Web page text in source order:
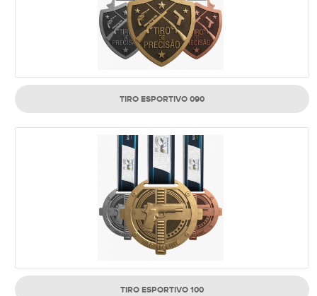
TIRO ESPORTIVO 090
TIRO ESPORTIVO 100